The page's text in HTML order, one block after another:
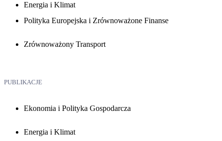
Energia i Klimat
Polityka Europejska i Zrównoważone Finanse
Zrównoważony Transport
PUBLIKACJE
Ekonomia i Polityka Gospodarcza
Energia i Klimat